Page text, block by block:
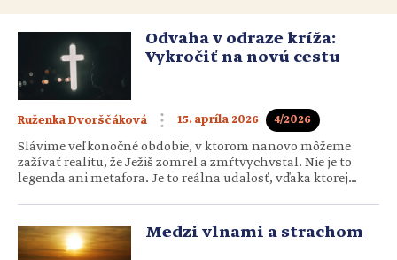
Odvaha v odraze kríža:
Vykročiť na novú cestu
Ruženka Dvorščáková 15. apríla 2026 4/2026
Slávime veľkonočné obdobie, v ktorom nanovo môžeme
zažívať realitu, že Ježiš zomrel a zmŕtvychvstal. Nie je to
legenda ani metafora. Je to reálna udalosť, vďaka ktorej
odvahe, ktorá sa odráža z kríža – venujeme aprílovú Tému+.
Mať odvahu a žiť odvážne by nemalo byť len frázou, ale
každodenným […]
Medzi vlnami a strachom